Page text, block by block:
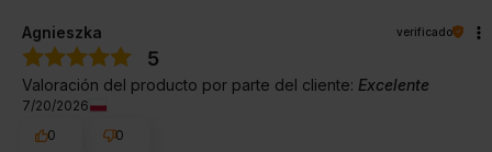
Agnieszka verificado
5
Valoración del producto por parte del cliente: Excelente
7/20/2026
0
0